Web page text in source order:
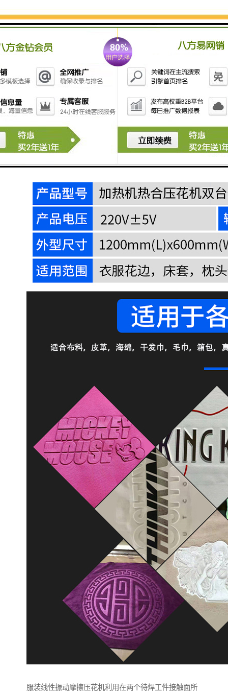
服装线性振动摩擦压花机利用在两个待焊工件接触面所